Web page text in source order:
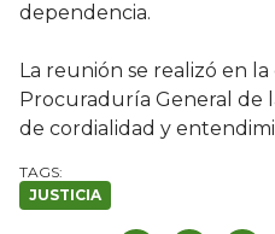
dependencia.
La reunión se realizó en
Procuraduría General de
de cordialidad y
JUSTICIA